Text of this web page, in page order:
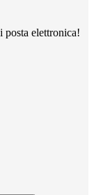
posta elettronica!